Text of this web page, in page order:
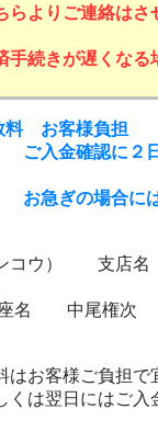
お客様負担
します
金引換
コウ） 支店名
尾権次 （
客様ご負担で
翌日にはご入
らよりご連絡は
きが遅くなる